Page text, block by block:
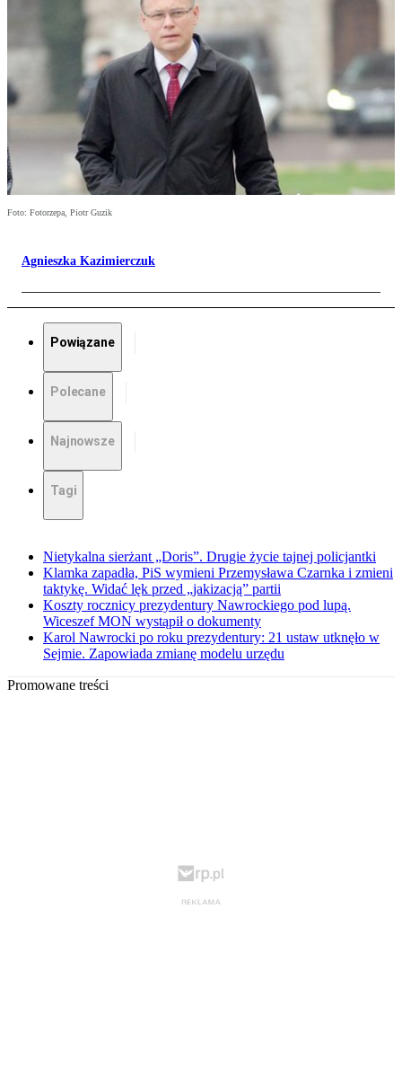
Foto: Fotorzepa, Piotr Guzik
Agnieszka Kazimierczuk
Powiązane
Polecane
Najnowsze
Tagi
Nietykalna sierżant „Doris”. Drugie życie tajnej policjantki
Klamka zapadła, PiS wymieni Przemysława Czarnka i zmieni
taktykę. Widać lęk przed „jakizacją” partii
Koszty rocznicy prezydentury Nawrockiego pod lupą.
Wiceszef MON wystąpił o dokumenty
Karol Nawrocki po roku prezydentury: 21 ustaw utknęło w
Sejmie. Zapowiada zmianę modelu urzędu
Promowane treści